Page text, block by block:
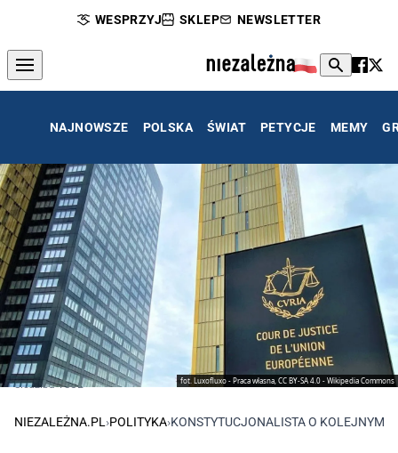
WESPRZYJ SKLEP NEWSLETTER
NAJNOWSZE POLSKA ŚWIAT PETYCJE MEMY
fot. Luxofluxo - Praca własna, CC BY-SA 4.0 - Wikipedia Commons
Siedziba TSUE
NIEZALEŻNA.PL ›POLITYKA›KONSTYTUCJONALISTA O KOLEJNYM